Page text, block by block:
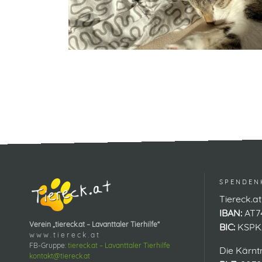
Verein „tiereck.at – Lavanttaler Tierhilfe“
w w w . t i e r e c k . a t
FB-Gruppe: tiereck.at – Lavanttaler Tierhilfe
kontakt@tiereck.at
IBAN:
BIC:
Die